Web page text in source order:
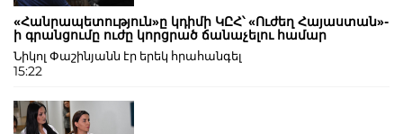
«Հանրապետություն»ը կդիմի ԿԸՀ՝ «Ուժեղ Հայաստան»-
ի գրանցումը ուժը կորցրած ճանաչելու համար
Նիկոլ Փաշինյանն էր երեկ հրահանգել
15:22